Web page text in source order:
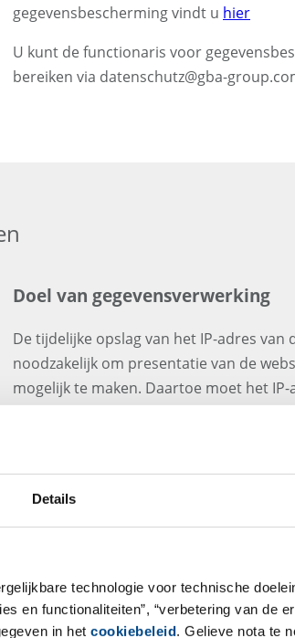
Details
technologie voor technische
en functionaliteiten”, “verbetering van de
in het cookiebeleid. Gelieve nota te
gegevensbescherming vindt u hier
U kunt de functionaris voor
bereiken via datenschutz@gba-
Doel van gegevensverwerking
De tijdelijke opslag van het IP-adres
noodzakelijk om presentatie van de
mogelijk te maken. Daartoe moet het
noodzakelijkerwijs opgeslagen blijven
De opslag van de bovengenoemde
de functionaliteit van onze website te
deze gegevens om de website te
informatietechnologiesystemen te
aanvallen). Evaluatie van de gegevens
Opslagtermijn